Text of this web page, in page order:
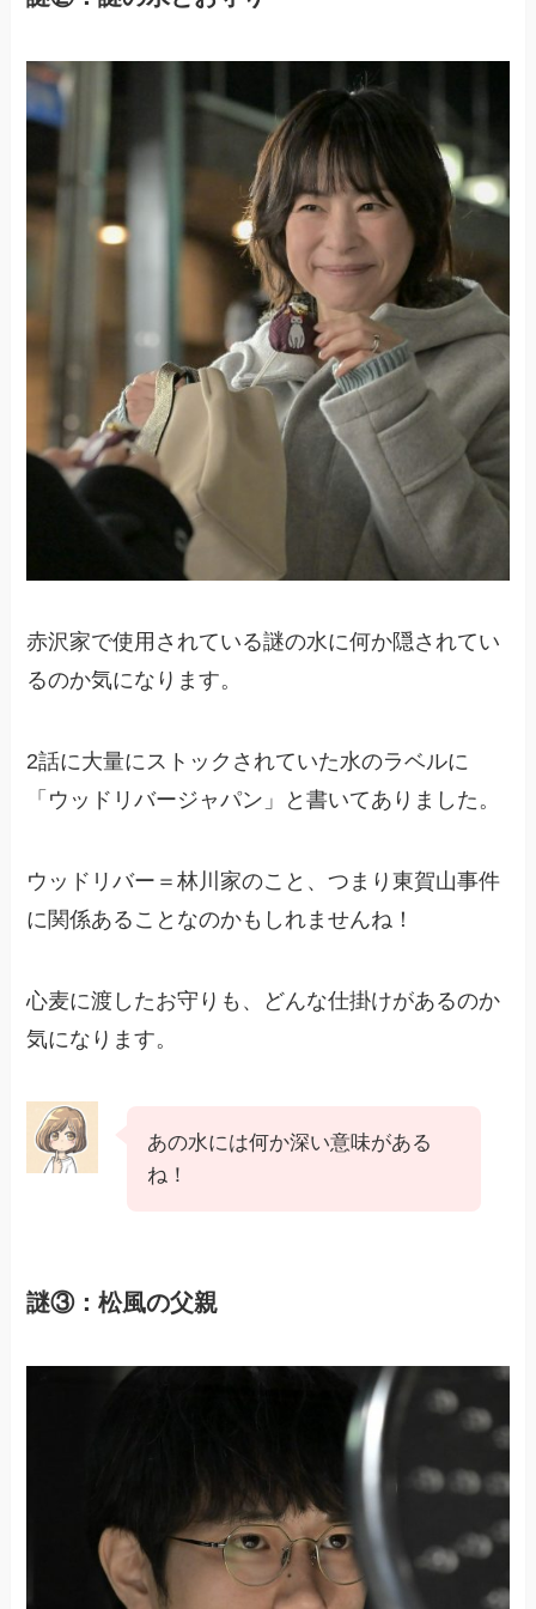
赤沢家で使用されている謎の水に何か隠されてい
るのか気になります。
2話に大量にストックされていた水のラベルに
「ウッドリバージャパン」と書いてありました。
ウッドリバー＝林川家のこと、つまり東賀山事件
に関係あることなのかもしれませんね！
心麦に渡したお守りも、どんな仕掛けがあるのか
気になります。
あの水には何か深い意味がある
ね！
謎③：松風の父親